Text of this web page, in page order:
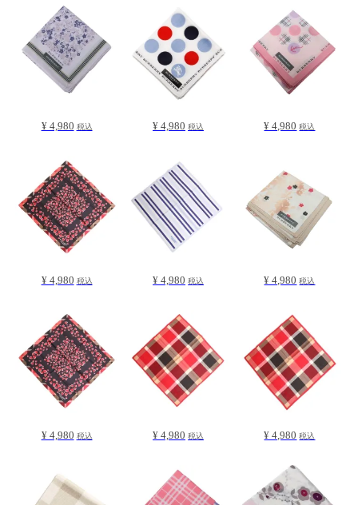
¥ 4,980 税込 ¥ 4,980 税込 ¥ 4,980 税込
¥ 4,980 税込 ¥ 4,980 税込 ¥ 4,980 税込
¥ 4,980 税込 ¥ 4,980 税込 ¥ 4,980 税込